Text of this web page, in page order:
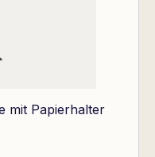
mit Papierhalter